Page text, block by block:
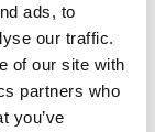
ads, to
our traffic.
of our site with
partners who
you’ve